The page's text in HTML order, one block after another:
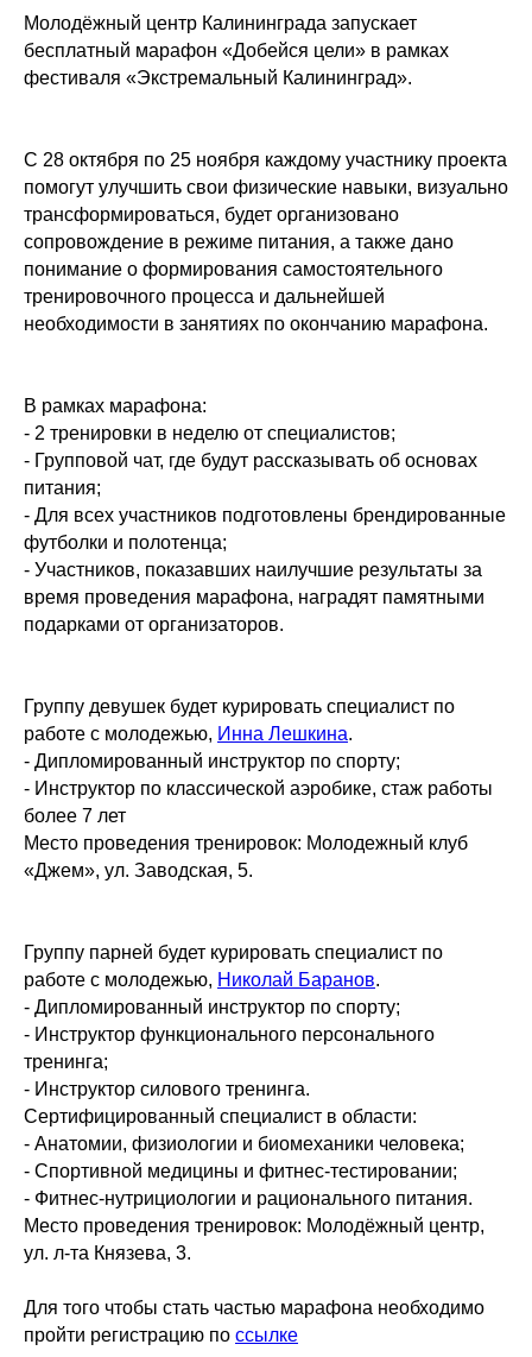
Молодёжный центр Калининграда запускает
бесплатный марафон «Добейся цели» в рамках
фестиваля «Экстремальный Калининград».
С 28 октября по 25 ноября каждому участнику проекта
помогут улучшить свои физические навыки, визуально
трансформироваться, будет организовано
сопровождение в режиме питания, а также дано
понимание о формирования самостоятельного
тренировочного процесса и дальнейшей
необходимости в занятиях по окончанию марафона.
В рамках марафона:
- 2 тренировки в неделю от специалистов;
- Групповой чат, где будут рассказывать об основах
питания;
- Для всех участников подготовлены брендированные
футболки и полотенца;
- Участников, показавших наилучшие результаты за
время проведения марафона, наградят памятными
подарками от организаторов.
Группу девушек будет курировать специалист по
работе с молодежью, Инна Лешкина.
- Дипломированный инструктор по спорту;
- Инструктор по классической аэробике, стаж работы
более 7 лет
Место проведения тренировок: Молодежный клуб
«Джем», ул. Заводская, 5.
Группу парней будет курировать специалист по
работе с молодежью, Николай Баранов.
- Дипломированный инструктор по спорту;
- Инструктор функционального персонального
тренинга;
- Инструктор силового тренинга.
Сертифицированный специалист в области:
- Анатомии, физиологии и биомеханики человека;
- Спортивной медицины и фитнес-тестировании;
- Фитнес-нутрициологии и рационального питания.
Место проведения тренировок: Молодёжный центр,
ул. л-та Князева, 3.
Для того чтобы стать частью марафона необходимо
пройти регистрацию по ссылке